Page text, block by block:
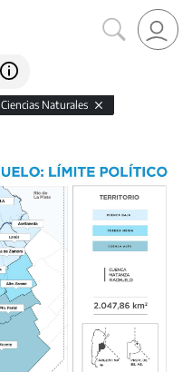
Ciencias Naturales